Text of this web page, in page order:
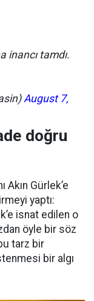
inancı tamdı.
August 7,
doğru
Akın Gürlek’e
yaptı:
isnat edilen o
öyle bir söz
bu tarz bir
bir algı